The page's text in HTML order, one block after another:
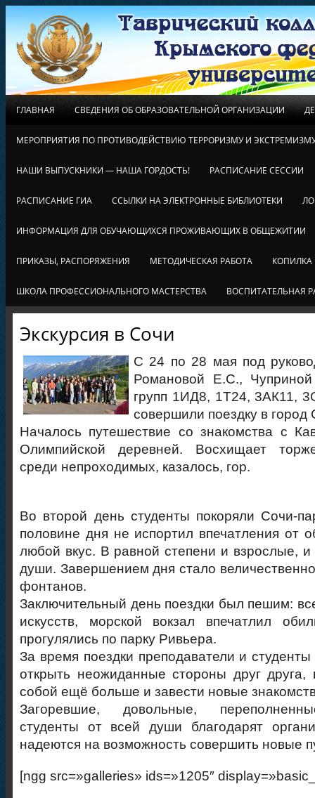
ГЛАВНАЯ СВЕДЕНИЯ ОБ ОБРАЗОВАТЕЛЬНОЙ ОРГАНИЗАЦИИ
МЕРОПРИЯТИЯ ПО ПРОТИВОДЕЙСТВИЮ ТЕРРОРИЗМУ И
НАШИ ВЫПУСКНИКИ — НАША ГОРДОСТЬ! РАСПИСАНИЕ СЕССИИ
РАСПИСАНИЕ ГИА ССЫЛКИ НА ЭЛЕКТРОННЫЕ БИБЛИОТЕКИ
ИНФОРМАЦИЯ ДЛЯ ОБУЧАЮЩИХСЯ ПРОЖИВАЮЩИХ В ОБЩЕЖИТИИ
ПРИКАЗЫ, РАСПОРЯЖЕНИЯ МЕТОДИЧЕСКАЯ РАБОТА КОПИЛКА
ШКОЛА ПРОФЕССИОНАЛЬНОГО МАСТЕРСТВА ВОСПИТАТЕЛЬНАЯ
Экскурсия в Сочи
С 24 по 28 мая под
Романовой Е.С.,
групп 1ИД8, 1Т24, 3АК11,
совершили поездку в город
Началось путешествие со знакомства с
Олимпийской деревней. Восхищает
среди непроходимых, казалось, гор.
Во второй день студенты покоряли Сочи-
половине дня не испортил впечатления от
любой вкус. В равной степени и взрослые, и
души. Завершением дня стало
фонтанов.
Заключительный день поездки был пешим:
искусств, морской вокзал впечатлил
прогулялись по парку Ривьера.
За время поездки преподаватели и
открыть неожиданные стороны друг друга,
собой ещё больше и завести новые
Загоревшие, довольные,
студенты от всей души благодарят
надеются на возможность совершить новые
[ngg src=»galleries» ids=»1205″